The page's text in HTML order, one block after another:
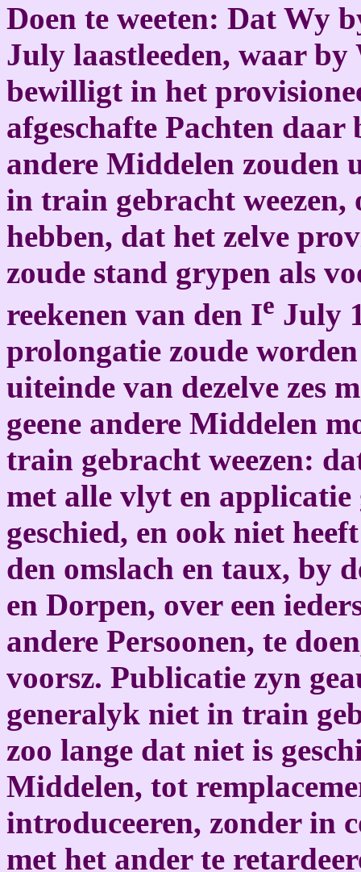
Doen te weeten: Dat Wy
July laastleeden, waar by
bewilligt in het
afgeschafte Pachten
andere Middelen zouden
in train gebracht weezen,
hebben, dat het zelve
zoude stand grypen als
reekenen van den Ie July
prolongatie zoude
uiteinde van dezelve zes
geene andere Middelen
train gebracht weezen:
met alle vlyt en
geschied, en ook niet
den omslach en taux, by
en Dorpen, over een
andere Persoonen, te
voorsz. Publicatie zyn
generalyk niet in train
zoo lange dat niet is
Middelen, tot
introduceeren, zonder in
met het ander te